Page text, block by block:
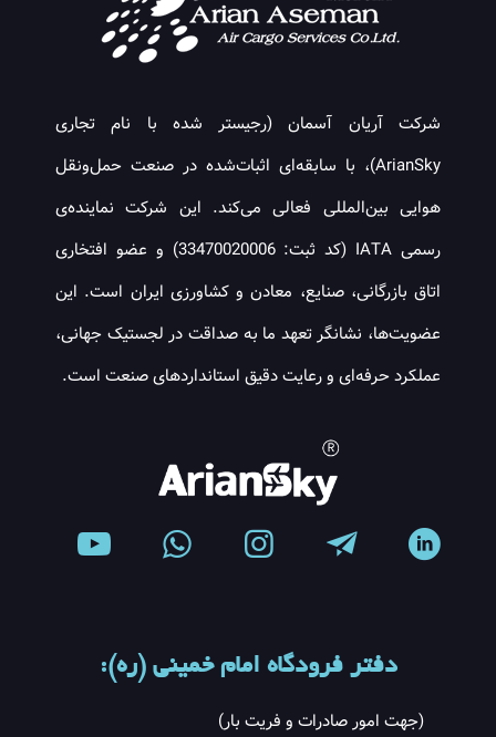
شرکت آریان آسمان (رجیستر شده با نام تجاری
ArianSky)، با سابقه‌ای اثبات‌شده در صنعت حمل‌ونقل
هوایی بین‌المللی فعالی می‌کند. این شرکت نماینده‌ی
رسمی IATA (کد ثبت: 33470020006) و عضو افتخاری
اتاق بازرگانی، صنایع، معادن و کشاورزی ایران است. این
عضویت‌ها، نشانگر تعهد ما به صداقت در لجستیک جهانی،
عملکرد حرفه‌ای و رعایت دقیق استانداردهای صنعت است.
دفتر فرودگاه امام خمینی (ره):
(جهت امور صادرات و فریت بار)